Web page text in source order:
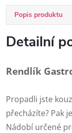
Popis produktu
Detailní
Rendlík
Propadli jste
přecházíte? Pak
Nádobí určené